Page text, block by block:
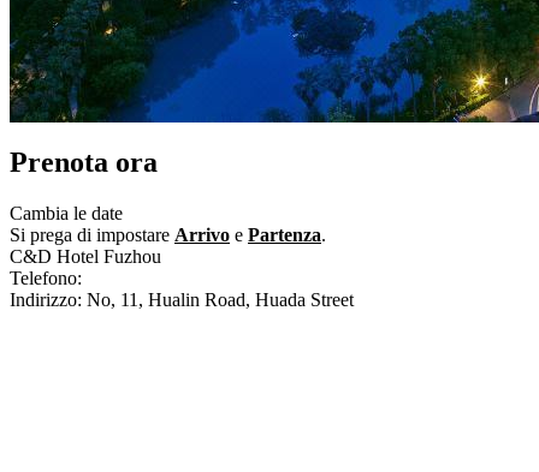
Prenota ora
Cambia le date
Si prega di impostare Arrivo e Partenza.
C&D Hotel Fuzhou
Telefono:
Indirizzo: No, 11, Hualin Road, Huada Street